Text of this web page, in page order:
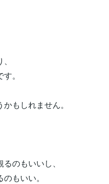
。
もしれません。
のもいいし、
もいい。